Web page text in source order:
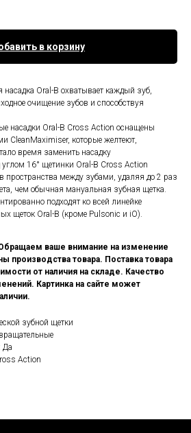
в корзину
насадка Oral-B охватывает каждый зуб,
очищение зубов и способствуя
насадки Oral-B Cross Action оснащены
CleanMaximiser, которые желтеют,
время заменить насадку
16° щетинки Oral-B Cross Action
пространства между зубами, удаляя до 2 раз
чем обычная мануальная зубная щетка.
подходят ко всей линейке
щеток Oral-B (кроме Pulsonic и iO).
ваше внимание на изменение
производства товара. Поставка товара
от наличия на складе. Качество
Картинка на сайте может
зубной щетки
Да
Action